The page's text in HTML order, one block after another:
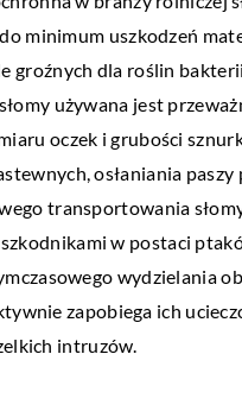
minimum uszkodzeń
dla roślin
używana jest
oczek i grubości
osłaniania
transportowania
w postaci
wydzielania
zapobiega ich
intruzów.
dla przychodni
że pojawiły się
technologie. Sytuacja
życia. Korzystając